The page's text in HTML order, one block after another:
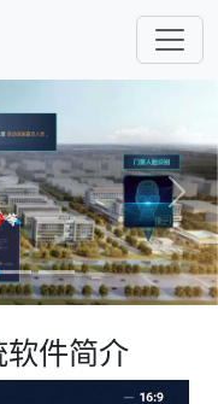
Next
件简介